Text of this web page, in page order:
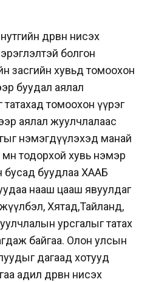
дөрвөн нисэх
болгон
засгийн хувьд томоохон
буудал аялал
томоохон үүрэг
аялал жуулчлалаас
нэмэгдүүлэхэд манай
тодорхой хувь нэмэр
бусад буудлаа ХААБ
нааш цааш явуулдаг
Хятад,Тайланд,
урсгалыг татах
байгаа. Олон улсын
дагаад хотууд
адил дөрвөн нисэх